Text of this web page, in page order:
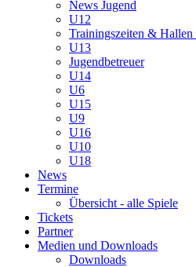
News Jugend
U12
Trainingszeiten &
U13
Jugendbetreuer
U14
U6
U15
U9
U16
U10
U18
News
Termine
Übersicht - alle Spiele
Tickets
Partner
Medien und Downloads
Downloads